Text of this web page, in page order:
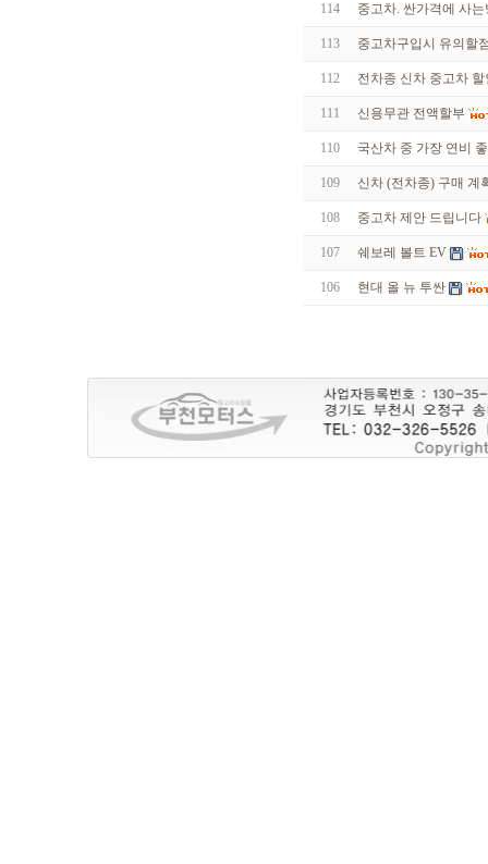
114 중고차. 싼가격에 사는
113 중고차구입시 유의할
112 전차종 신차 중고차
111 신용무관 전액할부
110 국산차 중 가장 연비
109 신차 (전차종) 구매
108 중고차 제안 드립니다
107 쉐보레 볼트 EV
106 현대 올 뉴 투싼